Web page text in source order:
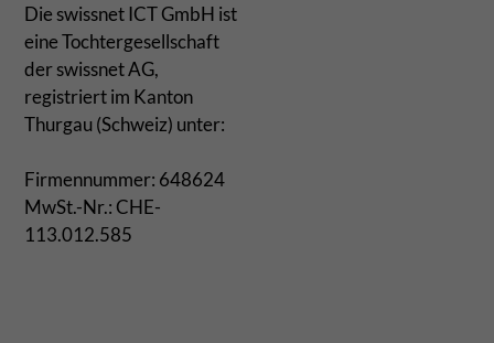
Die swissnet ICT GmbH ist
eine Tochtergesellschaft
der swissnet AG,
registriert im Kanton
Thurgau (Schweiz) unter:
Firmennummer: 648624
MwSt.-Nr.: CHE-
113.012.585